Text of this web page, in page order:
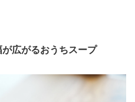
広がるおうちスープ